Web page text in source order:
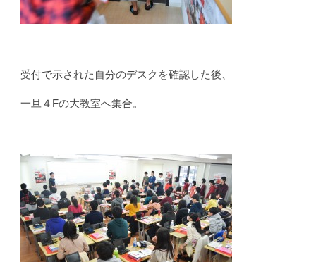
受付で示された自分のデスクを確認した後、
一旦４Fの大教室へ集合。